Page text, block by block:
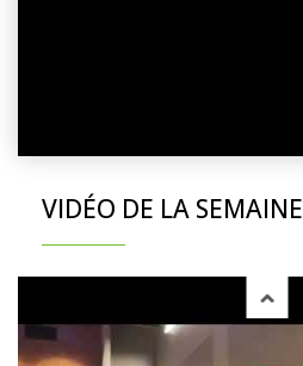
VIDÉO DE LA SEMAINE